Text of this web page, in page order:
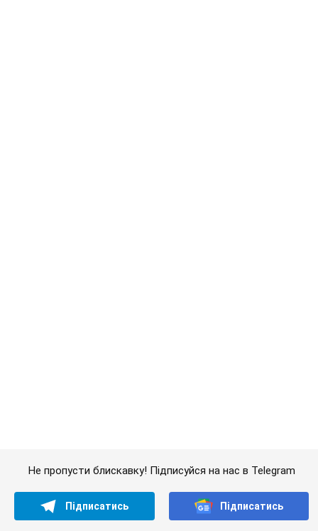
Не пропусти блискавку! Підписуйся на нас в Telegram
Підписатись Підписатись